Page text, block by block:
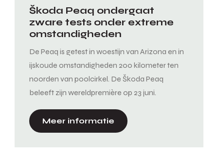
Škoda Peaq ondergaat
zware tests onder extreme
omstandigheden
De Peaq is getest in woestijn van Arizona en in
ijskoude omstandigheden 200 kilometer ten
noorden van poolcirkel. De Škoda Peaq
beleeft zijn wereldpremière op 23 juni.
Meer informatie